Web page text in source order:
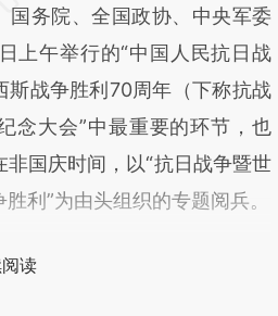
国务院、全国政协、中央军委
上午举行的“中国人民抗日战
斯战争胜利70周年（下称抗战
念大会”中最重要的环节，也
非国庆时间，以“抗日战争暨世
利”为由头组织的专题阅兵。
读